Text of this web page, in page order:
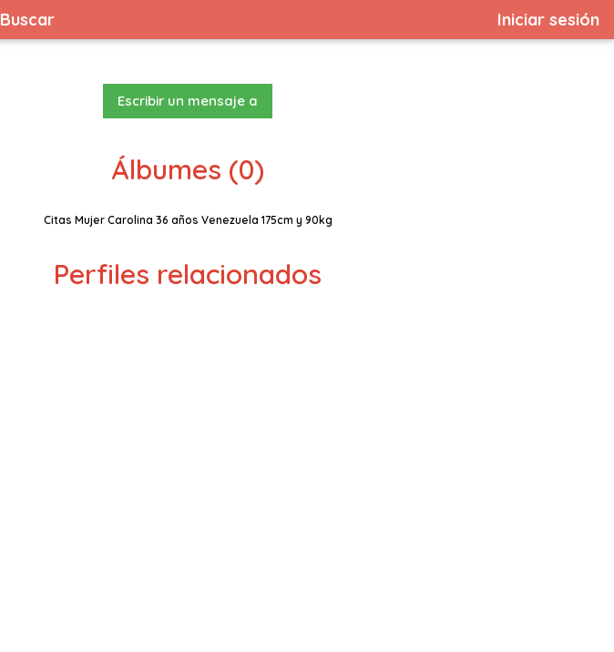
Iniciar sesión
Buscar
Escribir un mensaje a
Álbumes (0)
Citas Mujer Carolina 36 años Venezuela 175cm y 90kg
Perfiles relacionados